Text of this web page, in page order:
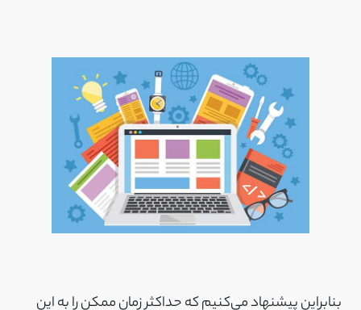
بنابراین پیشنهاد می‌کنیم که حداکثر زمان ممکن را به این